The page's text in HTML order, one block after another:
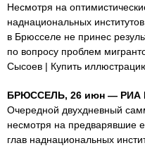
Несмотря на
наднациональных
в Брюсселе не принес
по вопросу проблем
Сысоев | Купить
БРЮССЕЛЬ, 26 июн — РИА
Очередной двухдневный
несмотря на предварявшие
глав наднациональных